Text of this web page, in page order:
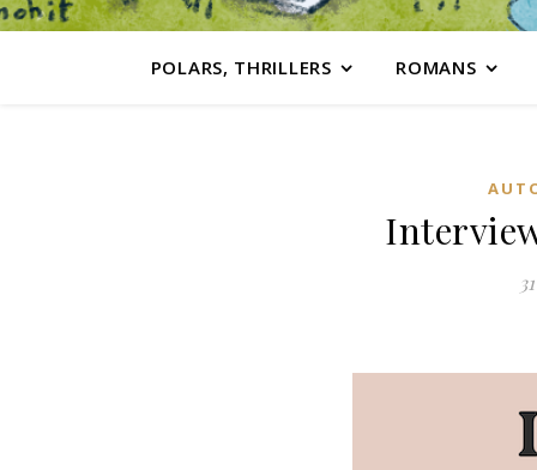
POLARS, THRILLERS ROMANS